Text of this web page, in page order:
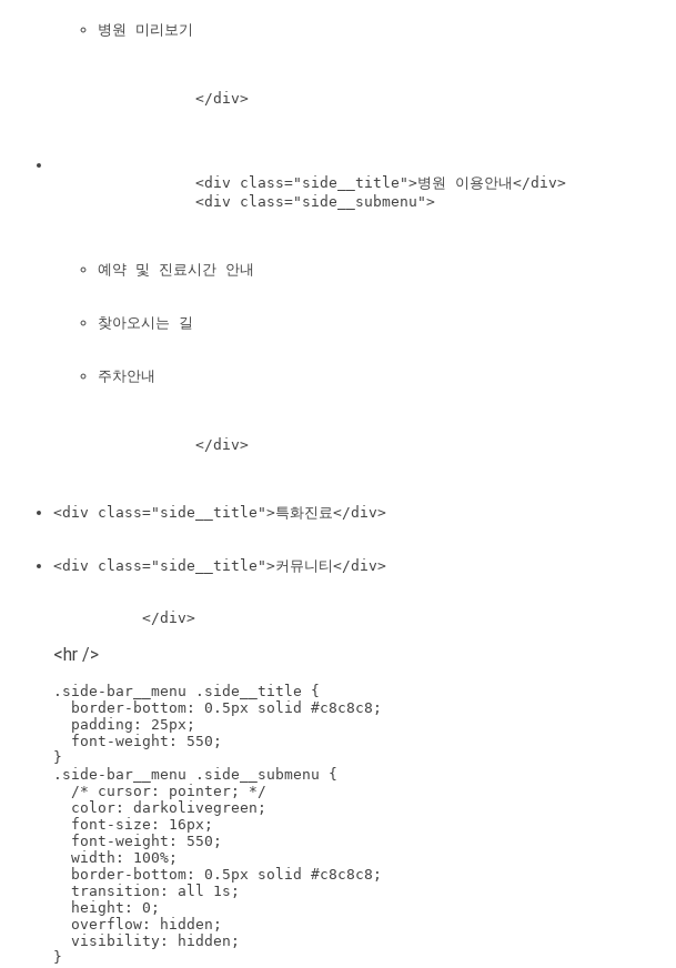
병원 미리보기
</div>
<div class="side__title">병원 이용안내</div>
<div class="side__submenu">
예약 및 진료시간 안내
찾아오시는 길
주차안내
</div>
<div class="side__title">특화진료</div>
<div class="side__title">커뮤니티</div>
<hr />
.side-bar__menu .side__title {
border-bottom: 0.5px solid #c8c8c8;
padding: 25px;
font-weight: 550;
}
.side-bar__menu .side__submenu {
/* cursor: pointer; */
color: darkolivegreen;
font-size: 16px;
font-weight: 550;
width: 100%;
border-bottom: 0.5px solid #c8c8c8;
transition: all 1s;
height: 0;
overflow: hidden;
visibility: hidden;
}